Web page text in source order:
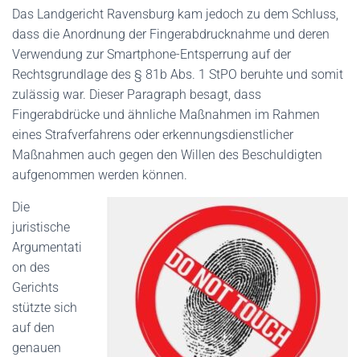
Das Landgericht Ravensburg kam jedoch zu dem Schluss,
dass die Anordnung der Fingerabdrucknahme und deren
Verwendung zur Smartphone-Entsperrung auf der
Rechtsgrundlage des § 81b Abs. 1 StPO beruhte und somit
zulässig war. Dieser Paragraph besagt, dass
Fingerabdrücke und ähnliche Maßnahmen im Rahmen
eines Strafverfahrens oder erkennungsdienstlicher
Maßnahmen auch gegen den Willen des Beschuldigten
aufgenommen werden können.
Die
juristische
Argumentati
on des
Gerichts
stützte sich
auf den
genauen